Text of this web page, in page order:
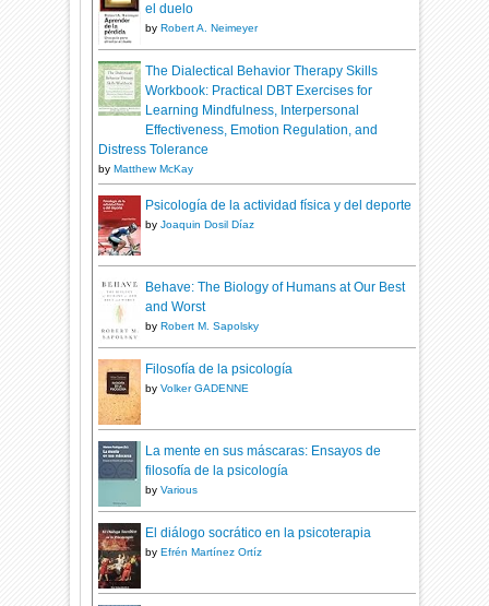
el duelo
by Robert A. Neimeyer
The Dialectical Behavior Therapy Skills
Workbook: Practical DBT Exercises for
Learning Mindfulness, Interpersonal
Effectiveness, Emotion Regulation, and
Distress Tolerance
by Matthew McKay
Psicología de la actividad física y del deporte
byJoaquin Dosil Díaz
Behave: The Biology of Humans at Our Best
and Worst
by Robert M. Sapolsky
Filosofía de la psicología
byVolker GADENNE
La mente en sus máscaras: Ensayos de
filosofía de la psicología
byVarious
El diálogo socrático en la psicoterapia
by Efrén Martínez Ortíz